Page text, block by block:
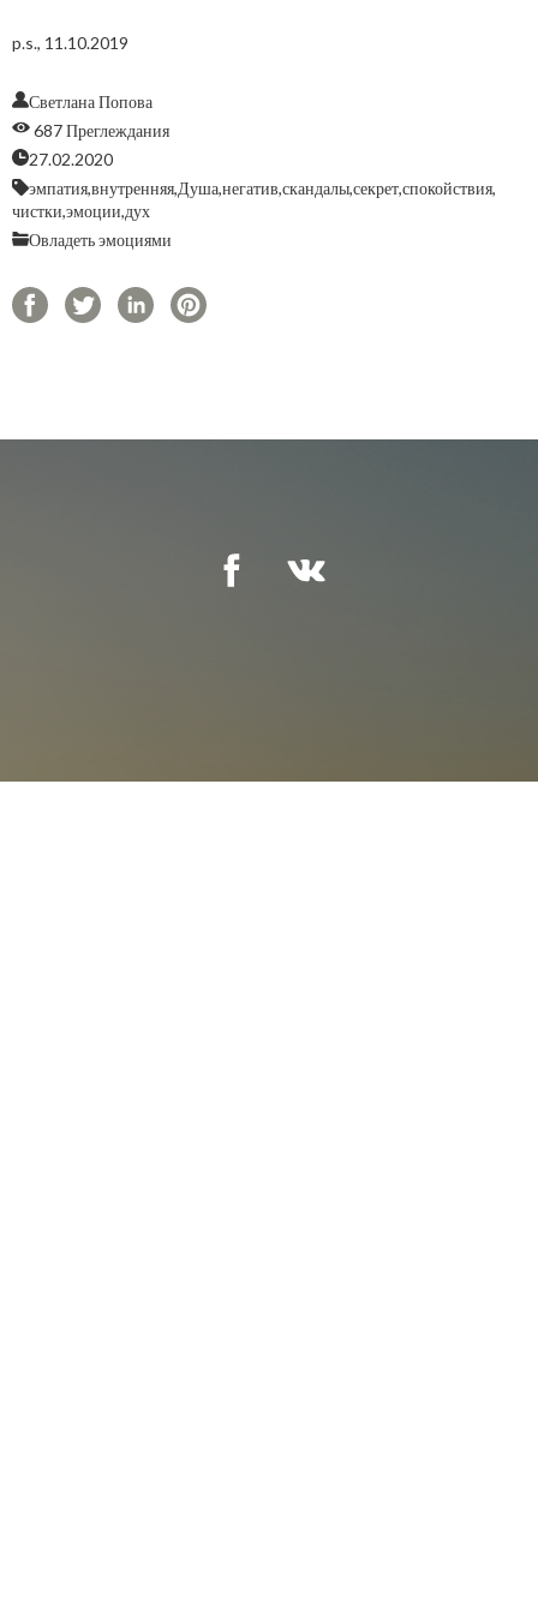
p.s., 11.10.2019
Светлана Попова
687 Преглеждания
27.02.2020
эмпатия,внутренняя,Душа,негатив,скандалы,секрет,спокойствия,
чистки,эмоции,дух
Овладеть эмоциями